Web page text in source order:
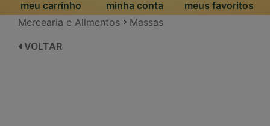
meu carrinho minha conta
meus favoritos
Mercearia e Alimentos
Massas
VOLTAR